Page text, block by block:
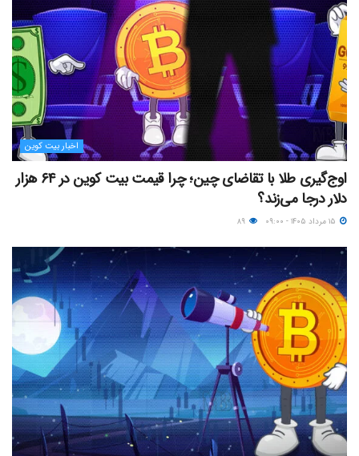
اخبار بیت کوین
اوج‌گیری طلا با تقاضای چین؛ چرا قیمت بیت کوین در ۶۴ هزار
دلار درجا می‌زند؟